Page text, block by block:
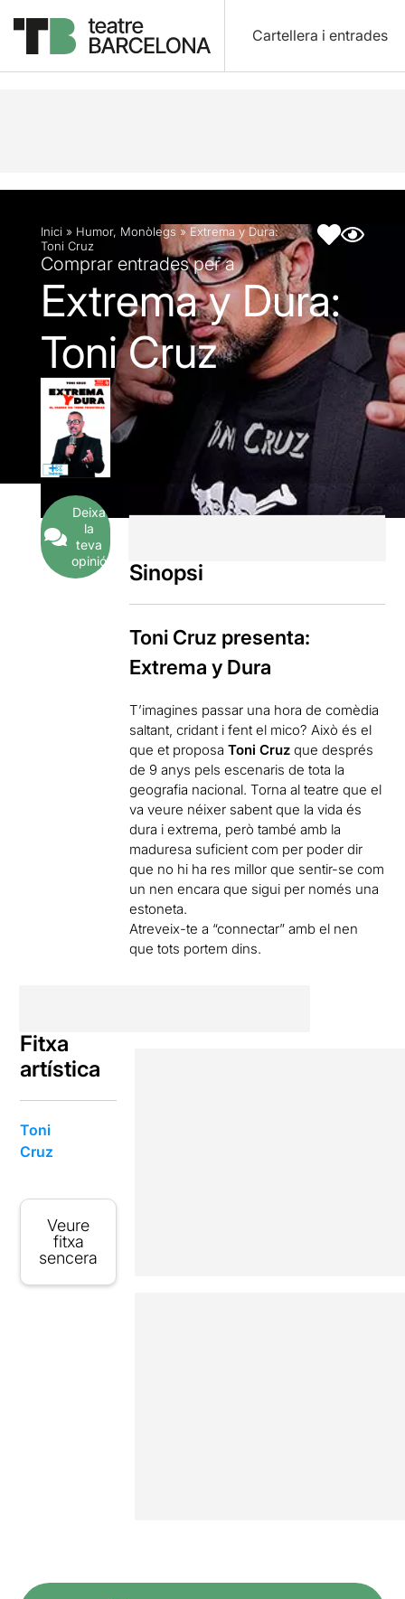
Cartellera i entrades
Descripció Fitxa artística
Inici » Humor, Monòlegs » Extrema y Dura:
Toni Cruz
Comprar entrades per a
Extrema y Dura:
Toni Cruz
Deixa
la
teva
opinió
Sinopsi
Toni Cruz presenta:
Extrema y Dura
T’imagines passar una hora de comèdia
saltant, cridant i fent el mico? Això és el
que et proposaToni Cruz que després
de 9 anys pels escenaris de tota la
geografia nacional. Torna al teatre que el
va veure néixer sabent que la vida és
dura i extrema, però també amb la
maduresa suficient com per poder dir
que no hi ha res millor que sentir-se com
un nen encara que sigui per només una
estoneta.
Atreveix-te a “connectar” amb el nen
que tots portem dins.
Fitxa
artística
Toni
Cruz
Veure
fitxa
sencera